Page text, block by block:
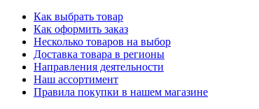
Как выбрать товар
Как оформить заказ
Несколько товаров на выбор
Доставка товара в регионы
Направления деятельности
Наш ассортимент
Правила покупки в нашем магазине